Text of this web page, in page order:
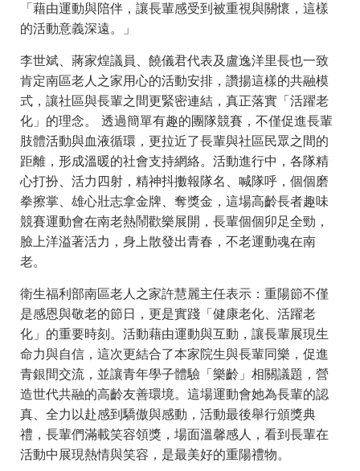
「藉由運動與陪伴，讓長輩感受到被重視與關懷，這樣
的活動意義深遠。」
李世斌、蔣家煌議員、饒儀君代表及盧逸洋里長也一致
肯定南區老人之家用心的活動安排，讚揚這樣的共融模
式，讓社區與長輩之間更緊密連結，真正落實「活躍老
化」的理念。 透過簡單有趣的團隊競賽，不僅促進長輩
肢體活動與血液循環，更拉近了長輩與社區民眾之間的
距離，形成溫暖的社會支持網絡。活動進行中，各隊精
心打扮、活力四射，精神抖擻報隊名、喊隊呼，個個磨
拳擦掌、雄心壯志拿金牌、奪獎金，這場高齡長者趣味
競賽運動會在南老熱鬧歡樂展開，長輩個個卯足全勁，
臉上洋溢著活力，身上散發出青春，不老運動魂在南
老。
衛生福利部南區老人之家許慧麗主任表示：重陽節不僅
是感恩與敬老的節日，更是實踐「健康老化、活躍老
化」的重要時刻。活動藉由運動與互動，讓長輩展現生
命力與自信，這次更結合了本家院生與長輩同樂，促進
青銀間交流，並讓青年學子體驗「樂齡」相關議題，營
造世代共融的高齡友善環境。這場運動會她為長輩的認
真、全力以赴感到驕傲與感動，活動最後舉行頒獎典
禮，長輩們滿載笑容領獎，場面溫馨感人，看到長輩在
活動中展現熱情與笑容，是最美好的重陽禮物。